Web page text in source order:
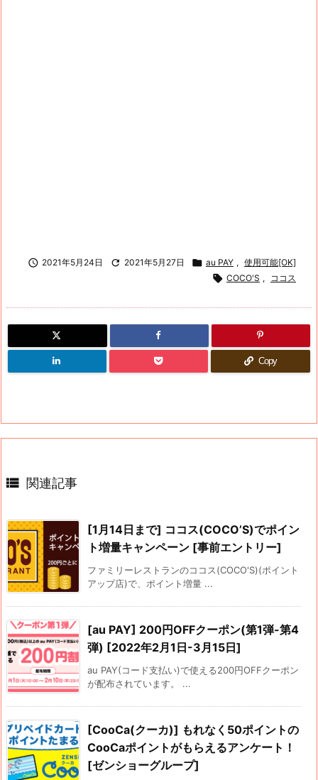
 2021年5月24日  2021年5月27日  au PAY , 使用可能[OK]
 COCO'S , ココス
Copy
 関連記事
[1月14日まで] ココス(COCO’S)でポイン
ト増量キャンペーン [事前エントリー]
ファミリーレストランのココス(COCO'S)(ポイント
アップ店)で、ポイント増量 ...
[au PAY] 200円OFFクーポン(第1弾-第4
弾) [2022年2月1日-3月15日]
au PAY(コード支払い)で使える200円OFFクーポン
が配布されています。 ...
[CooCa(クーカ)] もれなく50ポイントの
CooCaポイントがもらえるアンケート！
[ゼンショーグループ]